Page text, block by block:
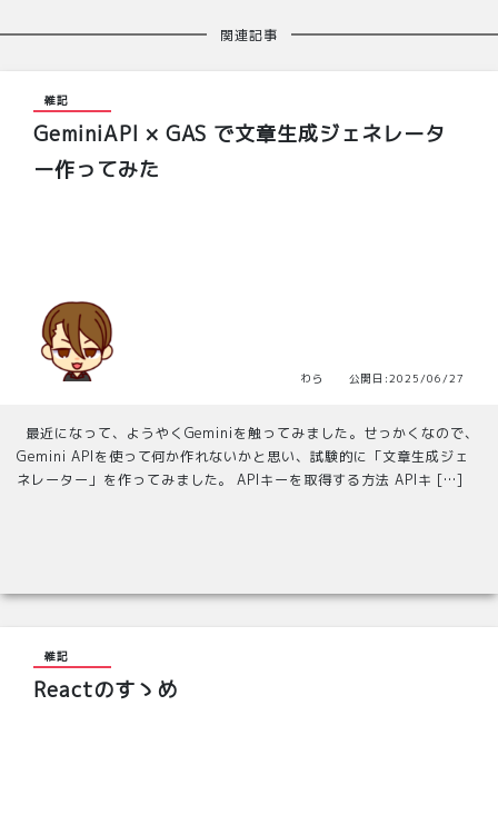
関連記事
雑記
GeminiAPI × GAS で文章生成ジェネレータ
ー作ってみた
わら 公開日:2025/06/27
最近になって、ようやくGeminiを触ってみました。せっかくなので、
Gemini APIを使って何か作れないかと思い、試験的に「文章生成ジェ
ネレーター」を作ってみました。 APIキーを取得する方法 APIキ […]
雑記
Reactのすゝめ